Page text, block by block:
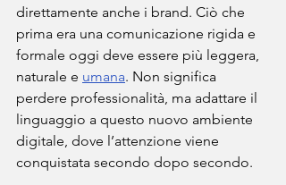
direttamente anche i brand. Ciò che
prima era una comunicazione rigida e
formale oggi deve essere più leggera,
naturale e umana. Non significa
perdere professionalità, ma adattare il
linguaggio a questo nuovo ambiente
digitale, dove l’attenzione viene
conquistata secondo dopo secondo.